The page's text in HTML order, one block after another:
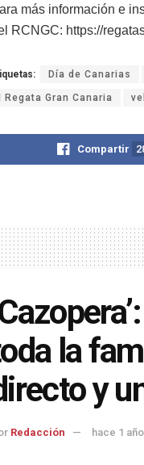
más información e
RCNGC: https://
Día de Canarias
Regata Gran Canaria
Compartir
la
y
Redacción hace 1 año